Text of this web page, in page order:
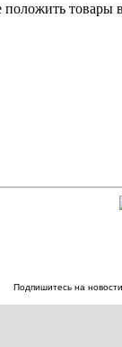
Подпишитесь на